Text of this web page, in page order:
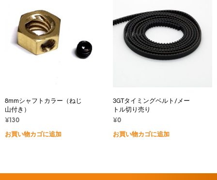
8mmシャフトカラー（ねじ
山付き）
¥130
お買い物カゴに追加
3GTタイミングベルト/メー
トル切り売り
¥0
お買い物カゴに追加